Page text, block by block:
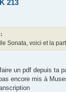
213
Sonata, voici et la
un pdf depuis ta
encore mis à